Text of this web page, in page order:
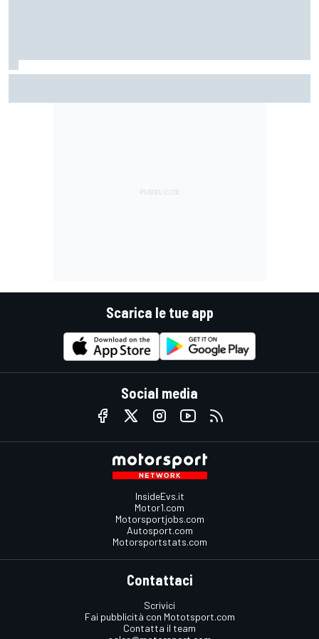
Scarica le tue app
Social media
InsideEvs.it
Motor1.com
Motorsportjobs.com
Autosport.com
Motorsportstats.com
Contattaci
Scrivici
Fai pubblicità con Mototsport.com
Contatta il team